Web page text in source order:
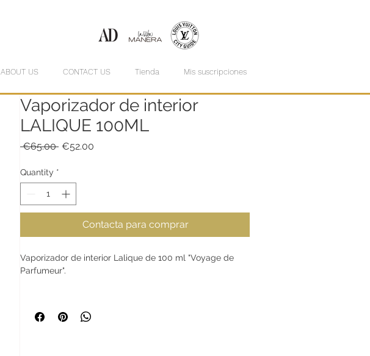
ABOUT US CONTACT US Tienda Mis suscripciones
Vaporizador de interior
LALIQUE 100ML
€65.00 Regular
€52.00
Quantity *
Contacta para comprar
Vaporizador de interior Lalique de 100 ml "Voyage de
Parfumeur".
FIGUIER - SANTAL - NÉROLI - YUZU - PEUPLIER -